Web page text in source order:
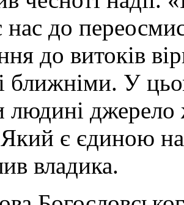
нас до
до витоків
ближніми. У
людині джерело
є єдиною
владика.